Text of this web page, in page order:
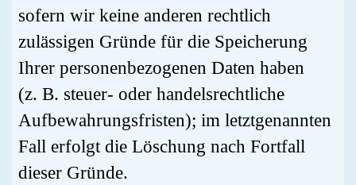
sofern wir keine anderen rechtlich
zulässigen Gründe für die Speicherung
Ihrer personenbezogenen Daten haben
(z. B. steuer- oder handelsrechtliche
Aufbewahrungsfristen); im letztgenannten
Fall erfolgt die Löschung nach Fortfall
dieser Gründe.